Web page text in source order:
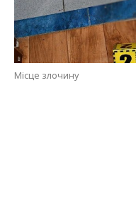
Місце злочину